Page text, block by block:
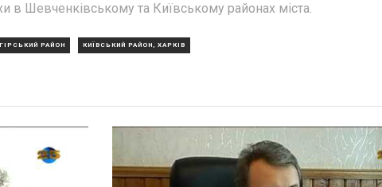
в Шевченківському та Київському районах міста.
РАЙОН КИЇВСЬКИЙ РАЙОН, ХАРКІВ